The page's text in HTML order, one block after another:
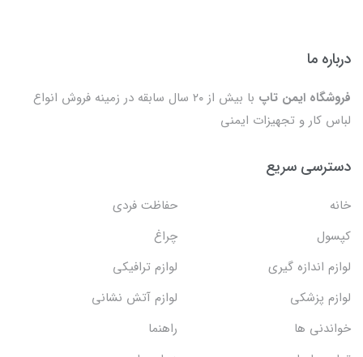
درباره ما
فروشگاه ایمن تاپ
با بیش از ۲۰ سال سابقه در زمینه فروش انواع
لباس کار و تجهیزات ایمنی
دسترسی سریع
خانه
حفاظت فردی
کپسول
چراغ
لوازم اندازه گیری
لوازم ترافیکی
لوازم پزشکی
لوازم آتش نشانی
خواندنی ها
راهنما